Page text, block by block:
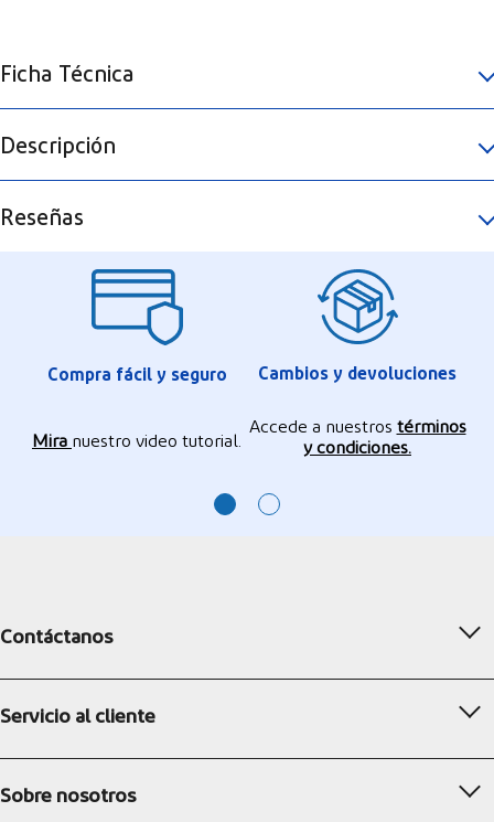
Ficha Técnica
Descripción
Reseñas
Compra fácil y seguro
Mira nuestro video tutorial.
Cambios y devoluciones
Accede a nuestros términos
y condiciones.
Contáctanos
Servicio al cliente
Sobre nosotros